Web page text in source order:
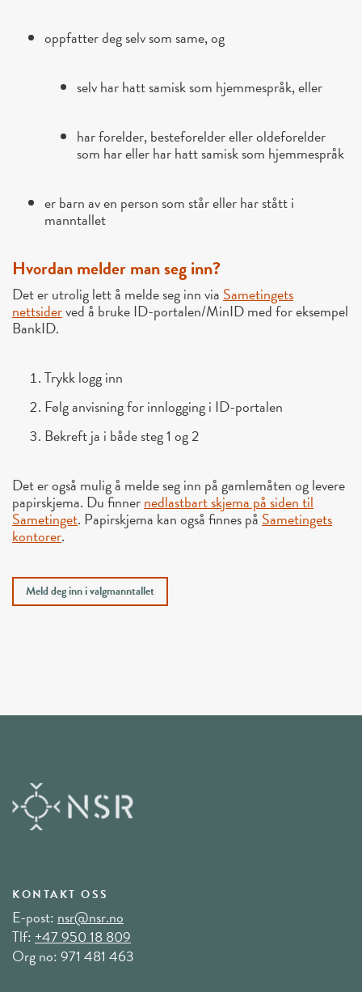
oppfatter deg selv som same, og
selv har hatt samisk som hjemmespråk, eller
har forelder, besteforelder eller oldeforelder
som har eller har hatt samisk som hjemmespråk
er barn av en person som står eller har stått i
manntallet
Hvordan melder man seg inn?
Det er utrolig lett å melde seg inn via Sametingets
nettsiderved å bruke ID-portalen/MinID med for eksempel
BankID.
Trykk logg inn
Følg anvisning for innlogging i ID-portalen
Bekreft ja i både steg 1 og 2
Det er også mulig å melde seg inn på gamlemåten og levere
papirskjema. Du finnernedlastbart skjema på siden til
Sametinget. Papirskjema kan også finnes på Sametingets
kontorer.
Meld deg inn i valgmanntallet
KONTAKT OSS
E-post: nsr@nsr.no
Tlf:+47 950 18 809
Org no: 971 481 463